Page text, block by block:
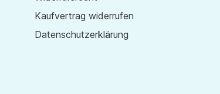
Kaufvertrag widerrufen
Datenschutzerklärung